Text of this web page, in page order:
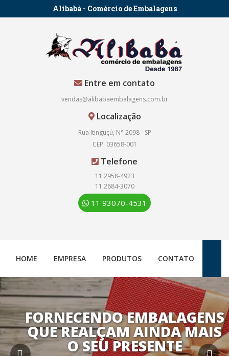
Alibabá - Comércio de Embalagens
Entre em contato
vendas@alibabaembalagens.com.br
Localização
Rua Itinguçú, N° 2098 - SP
CEP: 03658-001
Telefone
11 2958-4923
11 2684-3070
11 93070-4531
HOME EMPRESA PRODUTOS CONTATO
FORNECENDO EMBALAGENS
QUE REALÇAM AINDA MAIS
O SEU PRESENTE